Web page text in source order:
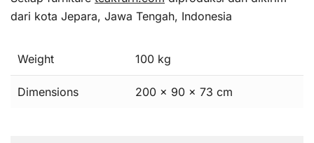
dari kota Jepara, Jawa Tengah, Indonesia
Weight 100 kg
Dimensions 200 × 90 × 73 cm